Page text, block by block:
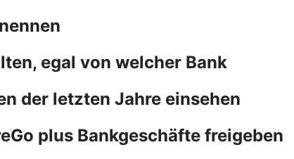
egal von welcher Bank
der letzten Jahre einsehen
plus Bankgeschäfte freigeben